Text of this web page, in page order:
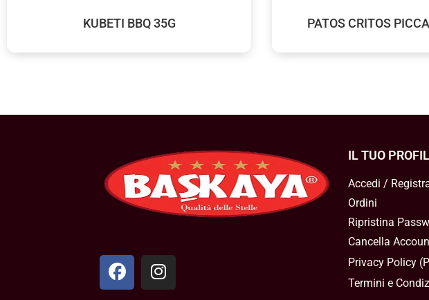
KUBETI BBQ 35G PATOS CRITOS
IL TUO
Accedi /
Ordini
Ripristina
Cancella
Privacy Policy(
Termini e